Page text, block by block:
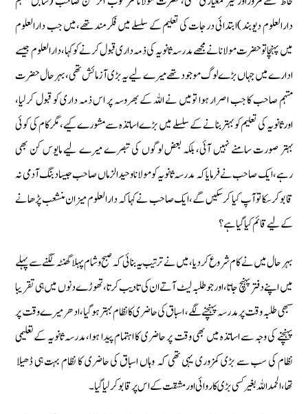
دارالعلوم دیوبند )ابتدائی درجات كی تعلیم كے سلسلے میں فكرمندتھے‏،میں جب دارالعلوم
میں پہنچا توحضرت مولانا نے مجھے مدرسہ ثانویہ كی ذمہ داری قبول كرنے كو كہا‏،دارالعلوم جیسے
ادارےمیں جہاں بڑے لوگ موجود تھے میرے لیے یہ بڑی آزمائش تھی‏،بہر حال حضرت
مہتمم صاحب كا جب اصرار ہوا تومیں نے اللہ كے بھروسہ پر اس ذمہ داری كو قبول كرلیا‏،
اورثانویہ كی تعلیم كو بہتر بنانے كے سلسلے میں بڑے اساتذہ سے مشورے كیے‏،مگر كام كی كوئی
بہتر صورت سامنے نہیں آئی‏، بلكہ بعض لوگوں كی تبصرے میرے لیے مایوس كن بھی
رہے‏،ایك صاحب نے فرمایا كہ مدرسہ ثانویہ كو مولانا وحیدالزماں صاحب جیسا دبنگ آدمی نہ
قابوكرسكا توآپ كیا كرسكیں گے‏،ایك صاحب نےكہاكہ دارالعلوم میزان منشعب پڑھانے
كے لیے قائم كیا گیاہے؟
بہر حال میں نے كام شروع كردیا‏،میں نے ترتیب یہ بنائی كہ صبح وشام پہلا گھنٹہ لگنے سے پہلے
میں اپنے دفتر پہنچ جاتا‏،اورجوطلبہ لیٹ آتے ان كی تادیب كرتا‏،تھوڑے دنوں میں ہی تقریبا
سبھی طلبہ وقت پر مدرسہ پہنچنے لگے‏، اسباق كی حاضری كا نظام بہتر ہوگیا ‏، ادھر میرے وقت پر
پہنچنے كی وجہ سے اساتذہ میں بھی وقت پر حاضری كا اہتمام پیدا ہوا‏،مدرسہ ثانویہ كےتعلیمی
نظام كی سب سے بڑی كمزوری یہی تھی كہ وہاں اسباق كی حاضری كا نظام بہت ہی ڈھیلا
تھا‏،الحمد اللہ بغیركسی بڑی كاروائی اورمشقت كے اس پر قابو كرلیا گیا۔